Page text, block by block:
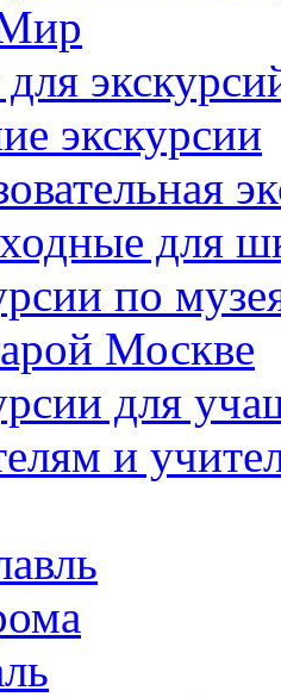
экскурсии
для
по
Москве
для
и